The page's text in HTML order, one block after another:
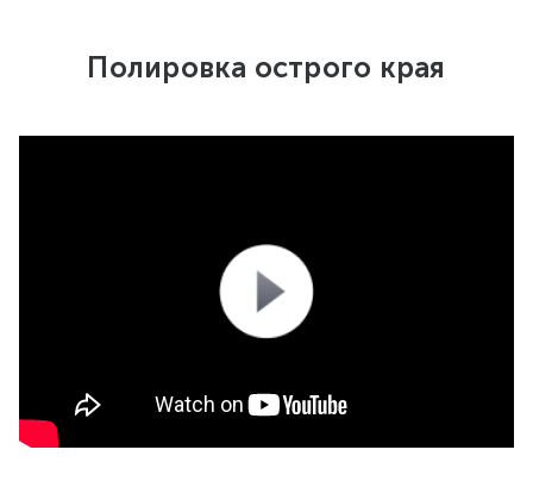
Полировка острого края